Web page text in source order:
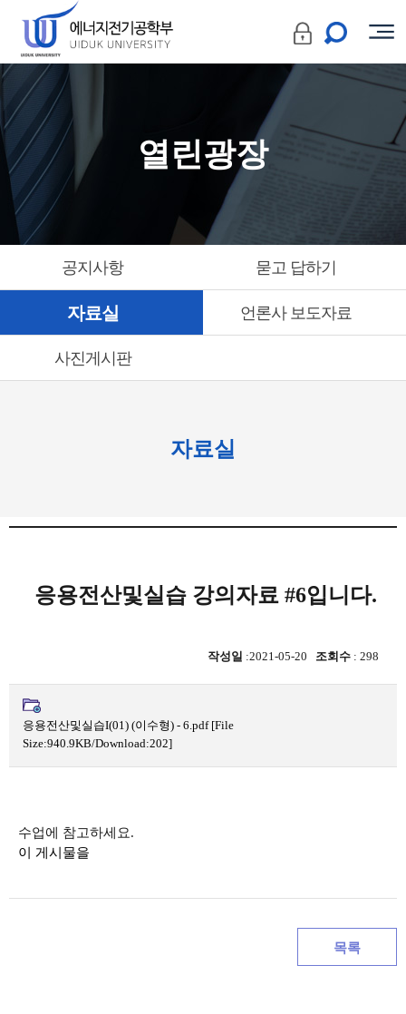
열린광장
공지사항 묻고 답하기
자료실 언론사 보도자료
사진게시판
자료실
응용전산및실습 강의자료 #6입니다.
작성일 :2021-05-20 조회수 : 298
응용전산및실습I(01) (이수형) - 6.pdf [File
Size:940.9KB/Download:202]
수업에 참고하세요.
이 게시물을
목록